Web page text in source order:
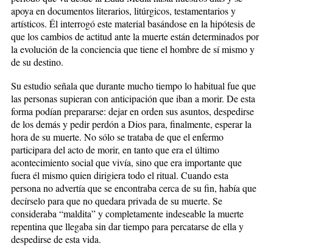
apoya en documentos literarios, litúrgicos, testamentarios y
artísticos. Él interrogó este material basándose en la hipótesis de
que los cambios de actitud ante la muerte están determinados por
la evolución de la conciencia que tiene el hombre de sí mismo y
de su destino.
Su estudio señala que durante mucho tiempo lo habitual fue que
las personas supieran con anticipación que iban a morir. De esta
forma podían prepararse: dejar en orden sus asuntos, despedirse
de los demás y pedir perdón a Dios para, finalmente, esperar la
hora de su muerte. No sólo se trataba de que el enfermo
participara del acto de morir, en tanto que era el último
acontecimiento social que vivía, sino que era importante que
fuera él mismo quien dirigiera todo el ritual. Cuando esta
persona no advertía que se encontraba cerca de su fin, había que
decírselo para que no quedara privada de su muerte. Se
consideraba “maldita” y completamente indeseable la muerte
repentina que llegaba sin dar tiempo para percatarse de ella y
despedirse de esta vida.